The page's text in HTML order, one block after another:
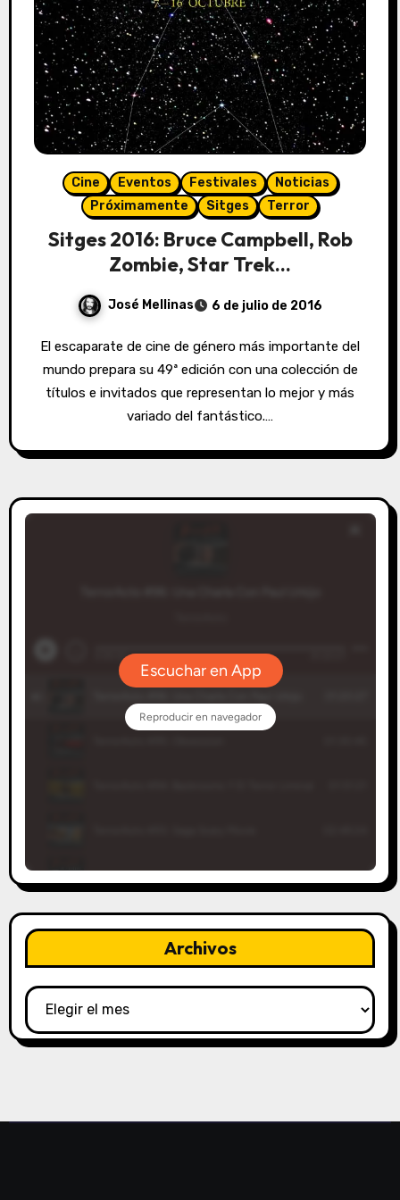
Cine Eventos Festivales
Noticias
Próximamente
Sitges Terror
Sitges 2016: Bruce Campbell, Rob
Zombie, Star Trek…
José Mellinas 6 de julio de 2016
El escaparate de cine de género más importante del
mundo prepara su 49ª edición con una colección de
títulos e invitados que representan lo mejor y más
variado del fantástico.…
Archivos
Archivos